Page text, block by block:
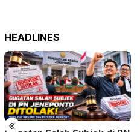
HEADLINES
«